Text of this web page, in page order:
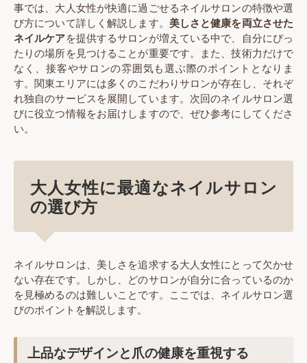
事では、大人女性が快適に過ごせるネイルサロンの特徴や選
び方について詳しく解説します。 美しさと健康を両立させた
ネイルケアを提供するサロンが増えている中で、自分にぴっ
たりの場所を見つけることが重要です。また、技術力だけで
なく、接客やサロンの雰囲気も選ぶ際のポイントとなりま
す。関東エリアには多くのこだわりサロンが存在し、それぞ
れ独自のサービスを展開しています。次回のネイルサロン選
びに役立つ情報をお届けしますので、ぜひ参考にしてくださ
い。
大人女性に最適なネイルサロン
の選び方
ネイルサロンは、美しさを追求する大人女性にとって欠かせ
ない存在です。しかし、どのサロンが自分に合っているのか
を見極めるのは難しいことです。ここでは、ネイルサロン選
びのポイントを解説します。
上品なデザインと爪の健康を重視する